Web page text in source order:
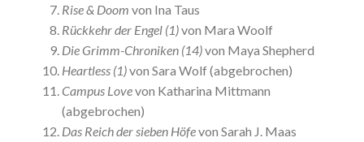
Rise & Doom von Ina Taus
Rückkehr der Engel (1)von Mara Woolf
Die Grimm-Chroniken (14)von Maya Shepherd
Heartless (1)von Sara Wolf (abgebrochen)
Campus Lovevon Katharina Mittmann
(abgebrochen)
Das Reich der sieben Höfevon Sarah J. Maas